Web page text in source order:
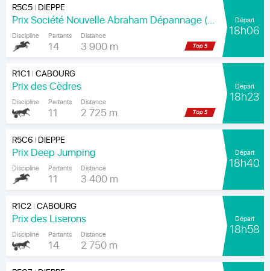
R5C5| DIEPPE
Prix Société Nouvelle Abraham Dépannage (Prix Arenice)
Discipline Partants
14
Distance
3 900 m
Départ
18h06
R1C1 |CABOURG
Prix des Cèdres
Discipline Partants
11
Distance
2 725 m
Départ
18h23
R5C6| DIEPPE
Prix Deep Jumping
Discipline Partants
11
Distance
3 400 m
Départ
18h40
R1C2|CABOURG
Prix des Liserons
Discipline Partants
14
Distance
2 750 m
Départ
18h58